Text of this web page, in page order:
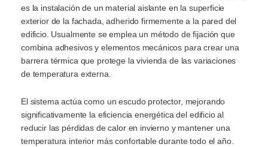
es la instalación de un material aislante en la superficie
exterior de la fachada, adherido firmemente a la pared del
edificio. Usualmente se emplea un método de fijación que
combina adhesivos y elementos mecánicos para crear una
barrera térmica que protege la vivienda de las variaciones
de temperatura externa.
El sistema actúa como un escudo protector, mejorando
significativamente la eficiencia energética del edificio al
reducir las pérdidas de calor en invierno y mantener una
temperatura interior más confortable durante todo el año.